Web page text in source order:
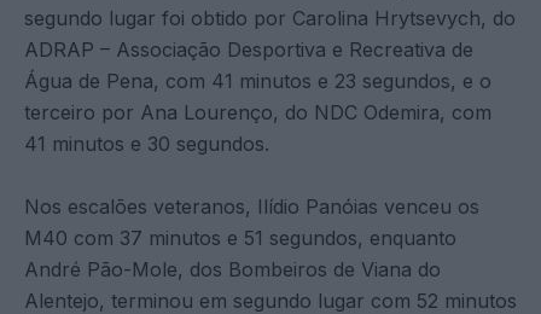
segundo lugar foi obtido por Carolina Hrytsevych, do
ADRAP – Associação Desportiva e Recreativa de
Água de Pena, com 41 minutos e 23 segundos, e o
terceiro por Ana Lourenço, do NDC Odemira, com
41 minutos e 30 segundos.
Nos escalões veteranos, Ilídio Panóias venceu os
M40 com 37 minutos e 51 segundos, enquanto
André Pão-Mole, dos Bombeiros de Viana do
Alentejo, terminou em segundo lugar com 52 minutos